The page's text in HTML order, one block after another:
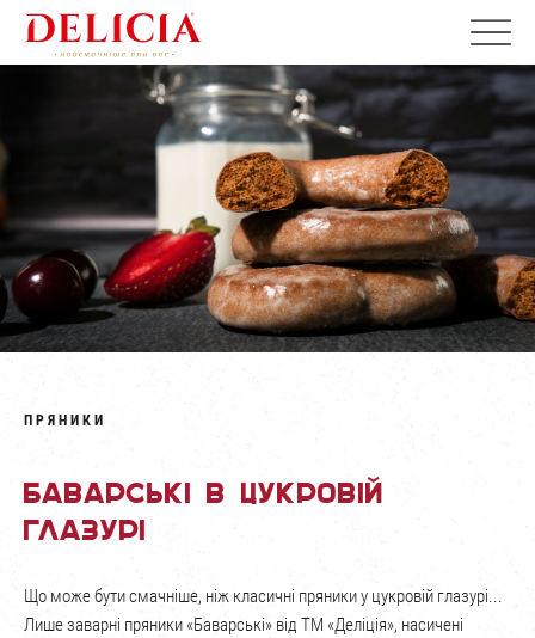
ПРЯНИКИ
Баварські в цукровій
глазурі
Що може бути смачніше, ніж класичні пряники у цукровій глазурі...
Лише заварні пряники «Баварські» від ТМ «Деліція», насичені